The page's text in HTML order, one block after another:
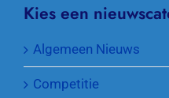
Kies een
Algemeen Nieuws
Competitie